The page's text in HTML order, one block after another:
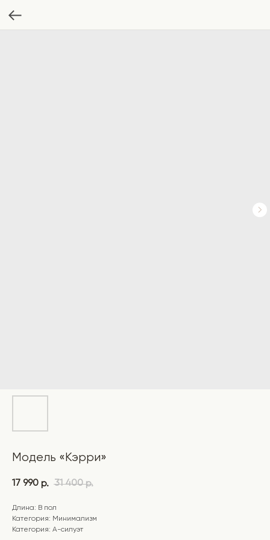
Модель «Кэрри»
17 990 р. 31 400 р.
Длина: В пол
Категория: Минимализм
Категория: А-силуэт